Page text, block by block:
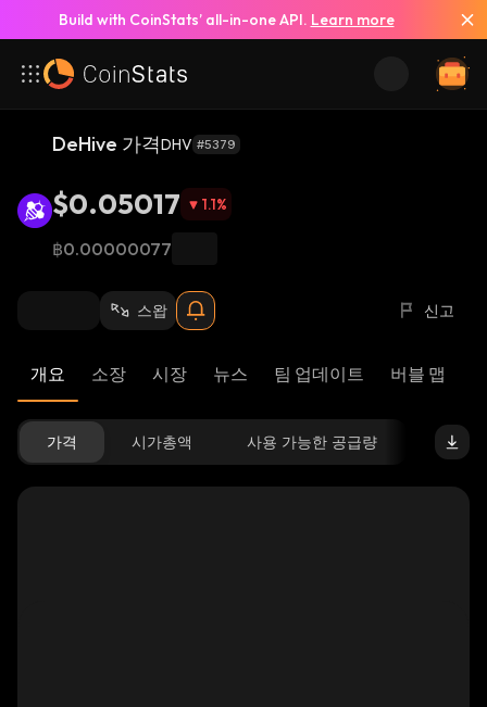
Build with CoinStats’ all-in-one API. Learn more
DeHive 가격DHV #5379
$0.05017 1.1%
฿0.00000077
스왑 신고
개요 소장 시장 뉴스 팀 업데이트 버블 맵
가격 시가총액 사용 가능한 공급량